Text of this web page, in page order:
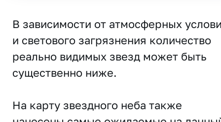
В зависимости от атмосферных
и светового загрязнения количество
реально видимых звезд может быть
существенно ниже.
На карту звездного неба также